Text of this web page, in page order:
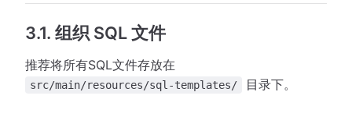
3.1. 组织 SQL 文件
推荐将所有SQL文件存放在
src/main/resources/sql-templates/ 目录下。